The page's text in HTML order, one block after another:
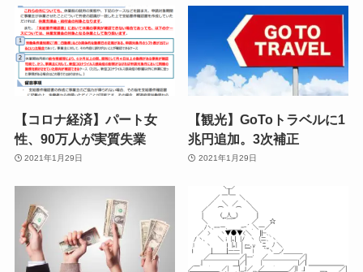
【コロナ経済】パート女
性、90万人が実質失業
2021年1月29日
【観光】GoToトラベルに1
兆円追加。3次補正
2021年1月29日